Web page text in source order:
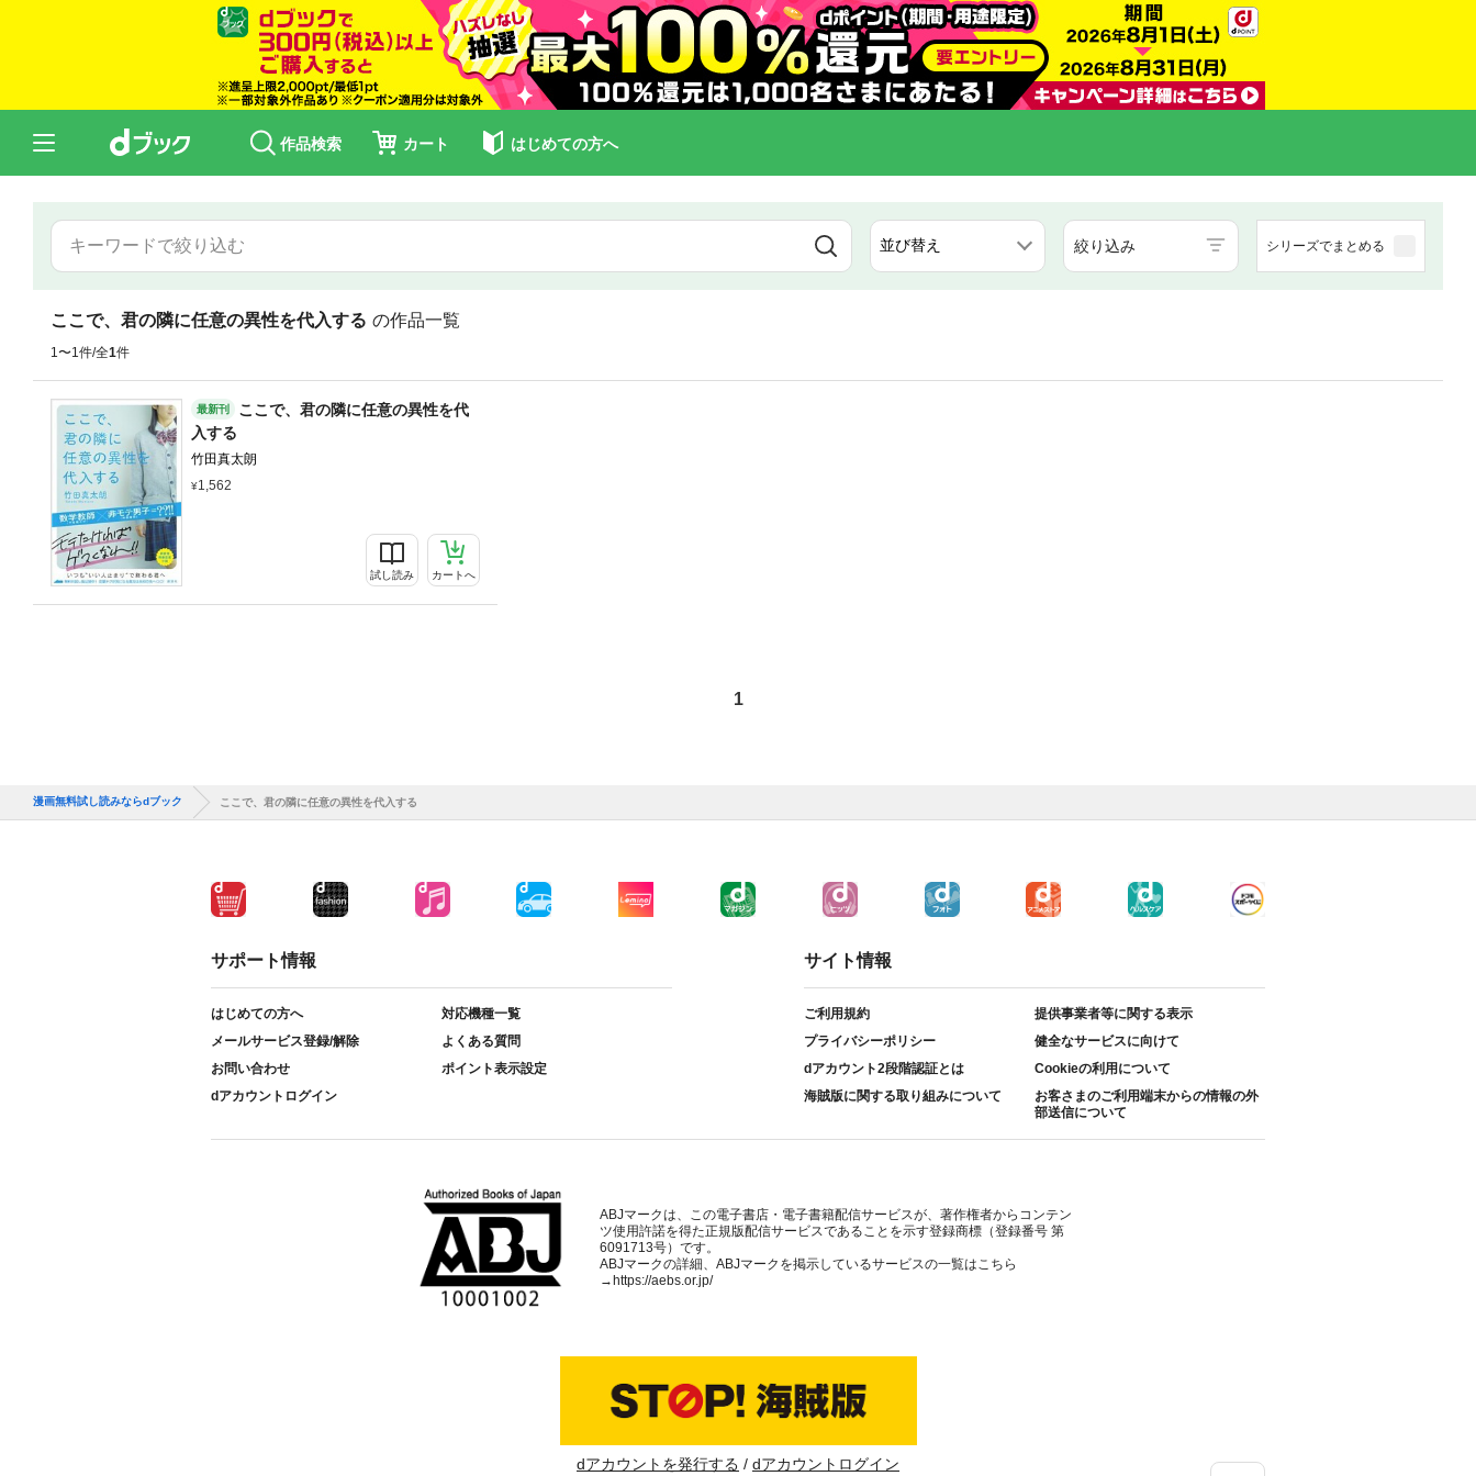
作品検索 カート はじめての方へ
絞り込み シリーズでまとめる
ここで、君の隣に任意の異性を代入する の作品一覧
1〜1件/全1件
最新刊
ここで、君の隣に任意の異性を代
入する
竹田真太朗
1,562
試し読み カートへ
1
漫画無料試し読みならdブック ここで、君の隣に任意の異性を代入する
サポート情報
はじめての方へ
対応機種一覧
メールサービス登録/解除
よくある質問
お問い合わせ
ポイント表示設定
dアカウントログイン
サイト情報
ご利用規約
提供事業者等に関する表示
プライバシーポリシー
健全なサービスに向けて
dアカウント2段階認証とは
Cookieの利用について
海賊版に関する取り組みについて
お客さまのご利用端末からの情報の外
部送信について
ABJマークは、この電子書店・電子書籍配信サービスが、著作権者からコンテン
ツ使用許諾を得た正規版配信サービスであることを示す登録商標（登録番号 第
6091713号）です。
ABJマークの詳細、ABJマークを掲示しているサービスの一覧はこちら
→https://aebs.or.jp/
dアカウントを発行する dアカウントログイン